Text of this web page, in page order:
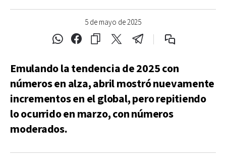
5 de mayo de 2025
Emulando la tendencia de 2025 con
números en alza, abril mostró nuevamente
incrementos en el global, pero repitiendo
lo ocurrido en marzo, con números
moderados.